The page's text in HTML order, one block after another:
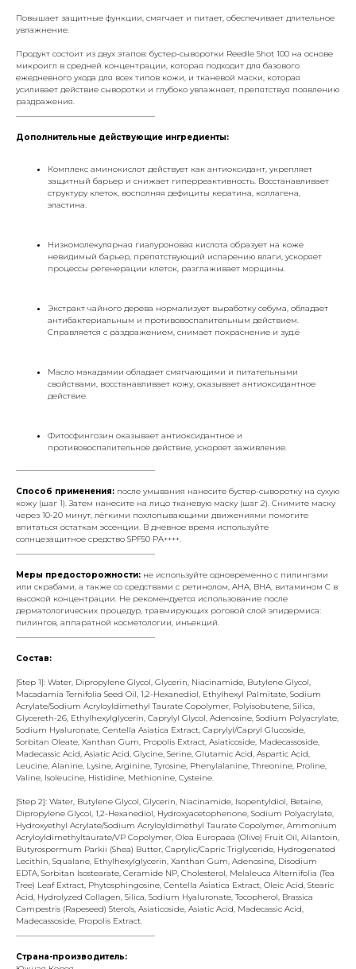
Повышает защитные функции, смягчает и питает, обеспечивает длительное
увлажнение.
Продукт состоит из двух этапов: бустер-сыворотки Reedle Shot 100 на основе
микроигл в средней концентрации, которая подходит для базового
ежедневного ухода для всех типов кожи, и тканевой маски, которая
усиливает действие сыворотки и глубоко увлажняет, препятствуя появлению
раздражения.
Дополнительные действующие ингредиенты:
Комплекс аминокислот действует как антиоксидант, укрепляет
защитный барьер и снижает гиперреактивность. Восстанавливает
структуру клеток, восполняя дефициты кератина, коллагена,
эластина.
Низкомолекулярная гиалуроновая кислота образует на коже
невидимый барьер, препятствующий испарению влаги, ускоряет
процессы регенерации клеток, разглаживает морщины.
Экстракт чайного дерева нормализует выработку себума, обладает
антибактериальным и противовоспалительным действием.
Справляется с раздражением, снимает покраснение и зуд.ё
Масло макадамии обладает смягчающими и питательными
свойствами, восстанавливает кожу, оказывает антиоксидантное
действие.
Фитосфингозин оказывает антиоксидантное и
противовоспалительное действие, ускоряет заживление.
Способ применения: после умывания нанесите бустер-сыворотку на сухую
кожу (шаг 1). Затем нанесите на лицо тканевую маску (шаг 2). Снимите маску
через 10-20 минут, лёгкими похлопывающими движениями помогите
впитаться остаткам эссенции. В дневное время используйте
солнцезащитное средство SPF50 PA++++.
Меры предосторожности: не используйте одновременно с пилингами
или скрабами, а также со средствами с ретинолом, AHA, BHA, витамином C в
высокой концентрации. Не рекомендуется использование после
дерматологических процедур, травмирующих роговой слой эпидермиса:
пилингов, аппаратной косметологии, инъекций.
Состав:
[Step 1]: Water, Dipropylene Glycol, Glycerin, Niacinamide, Butylene Glycol,
Macadamia Ternifolia Seed Oil, 1,2-Hexanediol, Ethylhexyl Palmitate, Sodium
Acrylate/Sodium Acryloyldimethyl Taurate Copolymer, Polyisobutene, Silica,
Glycereth-26, Ethylhexylglycerin, Caprylyl Glycol, Adenosine, Sodium Polyacrylate,
Sodium Hyaluronate, Centella Asiatica Extract, Caprylyl/Capryl Glucoside,
Sorbitan Oleate, Xanthan Gum, Propolis Extract, Asiaticoside, Madecassoside,
Madecassic Acid, Asiatic Acid, Glycine, Serine, Glutamic Acid, Aspartic Acid,
Leucine, Alanine, Lysine, Arginine, Tyrosine, Phenylalanine, Threonine, Proline,
Valine, Isoleucine, Histidine, Methionine, Cysteine.
[Step 2]: Water, Butylene Glycol, Glycerin, Niacinamide, Isopentyldiol, Betaine,
Dipropylene Glycol, 1,2-Hexanediol, Hydroxyacetophenone, Sodium Polyacrylate,
Hydroxyethyl Acrylate/Sodium Acryloyldimethyl Taurate Copolymer, Ammonium
Acryloyldimethyltaurate/VP Copolymer, Olea Europaea (Olive) Fruit Oil, Allantoin,
Butyrospermum Parkii (Shea) Butter, Caprylic/Capric Triglyceride, Hydrogenated
Lecithin, Squalane, Ethylhexylglycerin, Xanthan Gum, Adenosine, Disodium
EDTA, Sorbitan Isostearate, Ceramide NP, Cholesterol, Melaleuca Alternifolia (Tea
Tree) Leaf Extract, Phytosphingosine, Centella Asiatica Extract, Oleic Acid, Stearic
Acid, Hydrolyzed Collagen, Silica, Sodium Hyaluronate, Tocopherol, Brassica
Campestris (Rapeseed) Sterols, Asiaticoside, Asiatic Acid, Madecassic Acid,
Madecassoside, Propolis Extract.
Страна-производитель: